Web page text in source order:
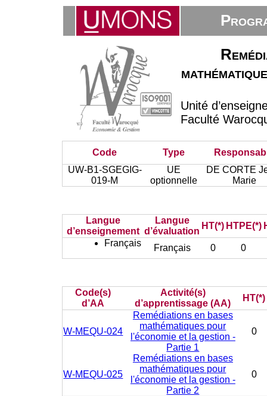
Unité
Faculté
Code Type
UW-B1-SGEGIG-
019-M
UE
optionnelle
DE CORTE
Marie
Langue
d’enseignement
Langue
d’évaluation
HT(*) HTPE(*)
Français
Français 0 0
Code(s)
d’AA
Activité(s)
d’apprentissage (AA)
HT(*)
W-MEQU-024
Remédiations en bases
mathématiques pour
l'économie et la gestion -
Partie 1
0
W-MEQU-025
Remédiations en bases
mathématiques pour
l'économie et la gestion -
Partie 2
0